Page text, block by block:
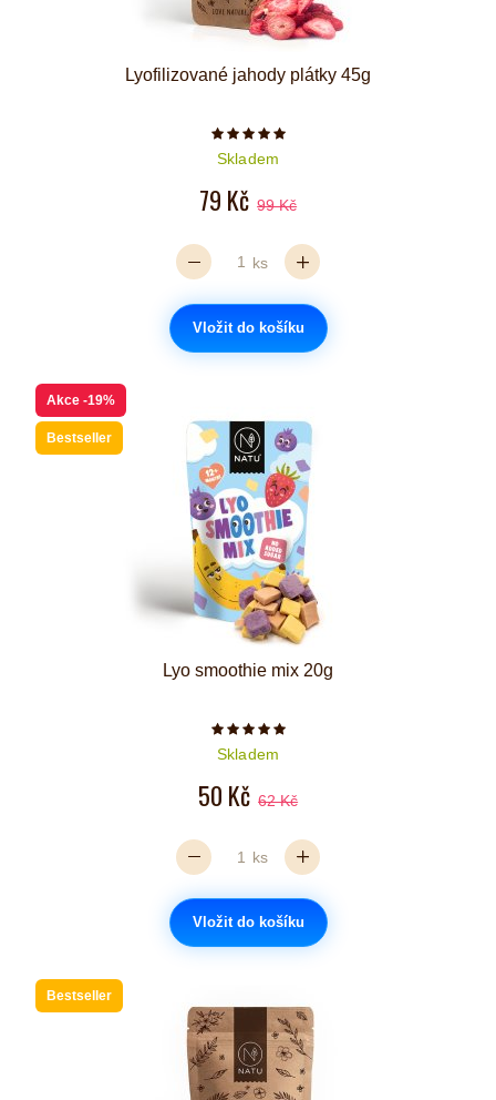
Lyofilizované jahody plátky 45g
Počet hvězdiček je 5 z 5
Skladem
79 Kč 99 Kč
ks
Vložit do košíku
Akce -19%
Bestseller
Lyo smoothie mix 20g
Počet hvězdiček je 5 z 5
Skladem
50 Kč 62 Kč
ks
Vložit do košíku
Bestseller